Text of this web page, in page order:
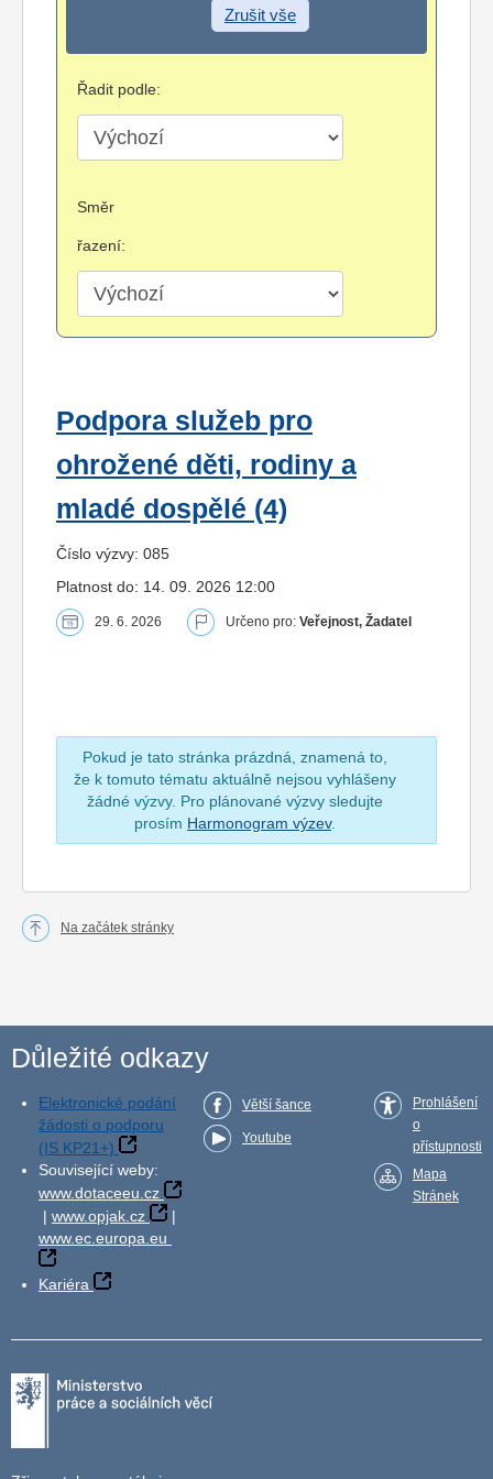
Zrušit vše
Řadit podle:
Směr
řazení:
Podpora služeb pro
ohrožené děti, rodiny a
mladé dospělé (4)
Číslo výzvy: 085
Platnost do: 14. 09. 2026 12:00
29. 6. 2026 Určeno pro: Veřejnost, Žadatel
Pokud je tato stránka prázdná, znamená to,
že k tomuto tématu aktuálně nejsou vyhlášeny
žádné výzvy. Pro plánované výzvy sledujte
prosím Harmonogram výzev.
Na začátek stránky
Důležité odkazy
Elektronické podání
žádosti o podporu
(IS KP21+)
Související weby:
www.dotaceeu.cz
| www.opjak.cz
|
www.ec.europa.eu
Kariéra
Větší šance
Youtube
Prohlášení
o
přístupnosti
Mapa
Stránek